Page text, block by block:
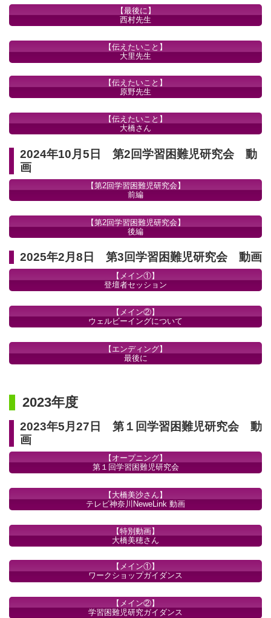
【最後に】
西村先生
【伝えたいこと】
大里先生
【伝えたいこと】
原野先生
【伝えたいこと】
大橋さん
2024年10月5日 第2回学習困難児研究会 動
画
【第2回学習困難児研究会】
前編
【第2回学習困難児研究会】
後編
2025年2月8日 第3回学習困難児研究会 動画
【メイン①】
登壇者セッション
【メイン②】
ウェルビーイングについて
【エンディング】
最後に
2023年度
2023年5月27日 第１回学習困難児研究会 動
画
【オープニング】
第１回学習困難児研究会
【大橋美沙さん】
テレビ神奈川NeweLink 動画
【特別動画】
大橋美穂さん
【メイン①】
ワークショップガイダンス
【メイン②】
学習困難児研究ガイダンス